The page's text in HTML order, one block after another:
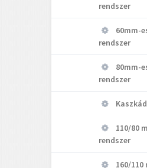
rendszer
60mm-
rendszer
80mm-
rendszer
110/80
rendszer
160/110